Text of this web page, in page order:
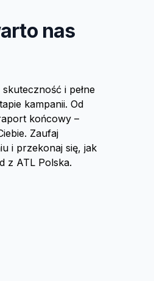
nas
i pełne
kampanii. Od
końcowy –
Zaufaj
i przekonaj się, jak
z ATL Polska.